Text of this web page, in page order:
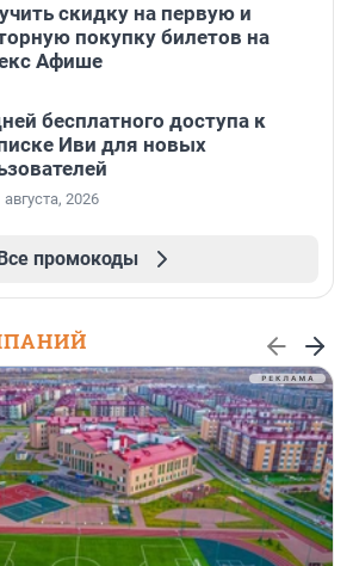
скидку на первую и
покупку билетов на
Афише
бесплатного доступа к
Иви для новых
2026
промокоды